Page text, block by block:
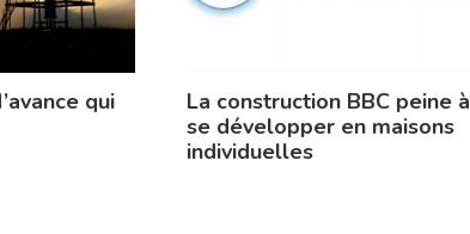
qui
La construction BBC peine à
se développer en maisons
individuelles